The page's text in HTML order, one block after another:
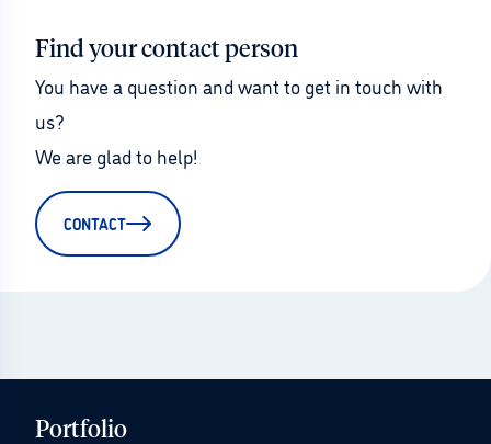
Find your contact person
You have a question and want to get in touch with
us?
We are glad to help!
CONTACT
Portfolio